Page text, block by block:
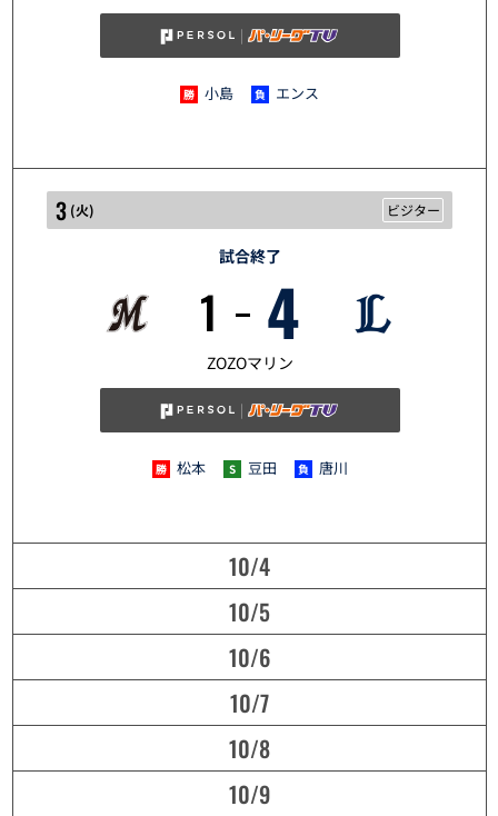
小島 エンス
10/3
3 (火) ビジター
試合終了
1 4
ZOZOマリン
松本 豆田 唐川
10/4
10/5
10/6
10/7
10/8
10/9